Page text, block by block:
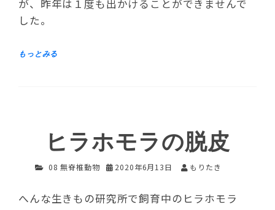
が、昨年は１度も出かけることができませんで
した。
ヒラホモラの脱皮
08 無脊椎動物 2020年6月13日 もりたき
へんな生きもの研究所で飼育中のヒラホモラ